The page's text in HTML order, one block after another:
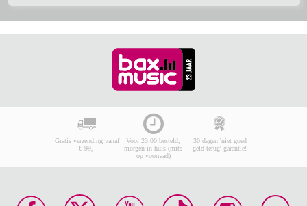
Gratis verzending vanaf
€ 99,-
Voor 23:00 besteld,
morgen in huis (mits
op voorraad)
30 dagen 'niet goed
geld terug' garantie!